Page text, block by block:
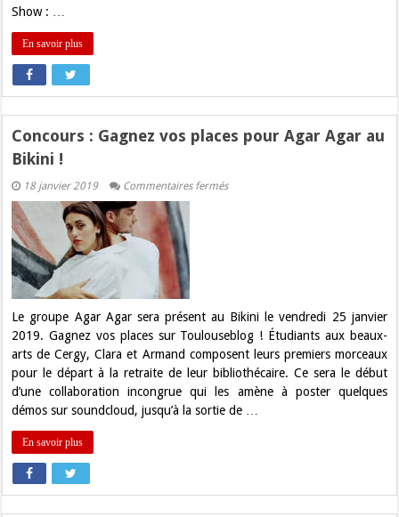
Show : …
En savoir plus
Concours : Gagnez vos places pour Agar Agar au
Bikini !
18 janvier 2019 Commentaires ferméssur
Bikini
Le groupe Agar Agar sera présent au Bikini le vendredi 25 janvier
2019. Gagnez vos places sur Toulouseblog ! Étudiants aux beaux-
arts de Cergy, Clara et Armand composent leurs premiers morceaux
pour le départ à la retraite de leur bibliothécaire. Ce sera le début
d’une collaboration incongrue qui les amène à poster quelques
démos sur soundcloud, jusqu’à la sortie de …
En savoir plus